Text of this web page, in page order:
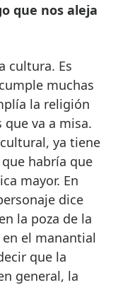
que nos aleja
cultura. Es
muchas
la religión
que va a misa.
ya tiene
habría que
mayor. En
dice
la poza de la
el manantial
que la
general, la